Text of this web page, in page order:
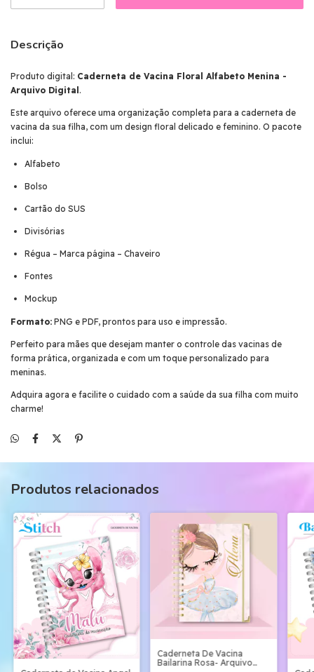
Descrição
Produto digital: Caderneta de Vacina Floral Alfabeto Menina -
Arquivo Digital.
Este arquivo oferece uma organização completa para a caderneta de
vacina da sua filha, com um design floral delicado e feminino. O pacote
inclui:
Alfabeto
Bolso
Cartão do SUS
Divisórias
Régua – Marca página – Chaveiro
Fontes
Mockup
Formato: PNG e PDF, prontos para uso e impressão.
Perfeito para mães que desejam manter o controle das vacinas de
forma prática, organizada e com um toque personalizado para
meninas.
Adquira agora e facilite o cuidado com a saúde da sua filha com muito
charme!
Produtos relacionados
Caderneta De Vacina
Bailarina Rosa- Arquivo